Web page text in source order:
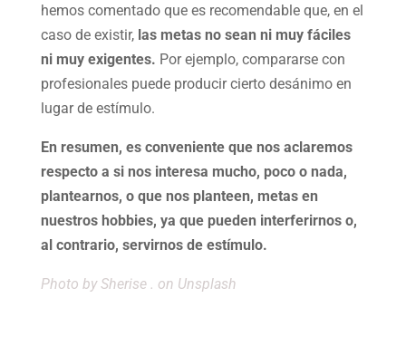
hemos comentado que es recomendable que, en el
caso de existir, las metas no sean ni muy fáciles
ni muy exigentes. Por ejemplo, compararse con
profesionales puede producir cierto desánimo en
lugar de estímulo.
En resumen, es conveniente que nos aclaremos
respecto a si nos interesa mucho, poco o nada,
plantearnos, o que nos planteen, metas en
nuestros hobbies, ya que pueden interferirnos o,
al contrario, servirnos de estímulo.
Photo bySherise . on Unsplash